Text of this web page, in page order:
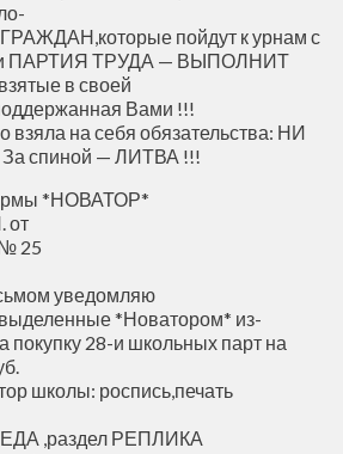
пойдут к урнам с
и ПАРТИЯ ТРУДА — ВЫПОЛНИТ
в своей
Вами !!!
взяла на себя обязательства: НИ
спиной — ЛИТВА !!!
*НОВАТОР*
от
25
уведомляю
выделенные *Новатором* из-
покупку 28-и школьных парт на
школы: роспись,печать
,раздел РЕПЛИКА